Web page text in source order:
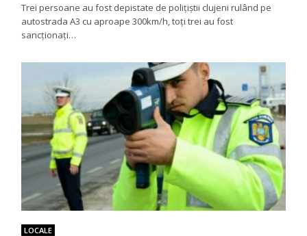
Trei persoane au fost depistate de polițiștii clujeni rulând pe
autostrada A3 cu aproape 300km/h, toți trei au fost
sancționați…
LOCALE